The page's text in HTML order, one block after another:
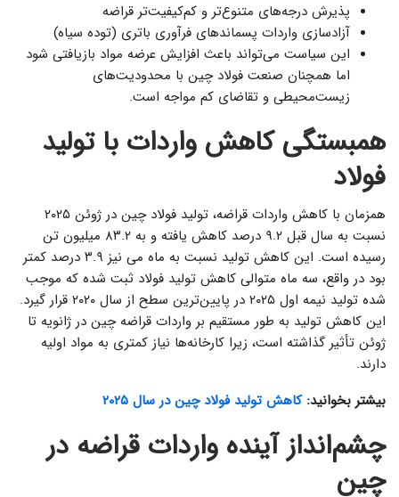
پذیرش درجه‌های متنوع‌تر و کم‌کیفیت‌تر قراضه
آزادسازی واردات پسماندهای فرآوری باتری (توده سیاه)
این سیاست می‌تواند باعث افزایش عرضه مواد بازیافتی شود
اما همچنان صنعت فولاد چین با محدودیت‌های
زیست‌محیطی و تقاضای کم مواجه است.
همبستگی کاهش واردات با تولید
فولاد
همزمان با کاهش واردات قراضه، تولید فولاد چین در ژوئن ۲۰۲۵
نسبت به سال قبل ۹.۲ درصد کاهش یافته و به ۸۳.۲ میلیون تن
رسیده است. این کاهش تولید نسبت به ماه می نیز ۳.۹ درصد کمتر
بود در واقع، سه ماه متوالی کاهش تولید فولاد ثبت شده که موجب
شده تولید نیمه اول ۲۰۲۵ در پایین‌ترین سطح از سال ۲۰۲۰ قرار گیرد.
این کاهش تولید به طور مستقیم بر واردات قراضه چین در ژانویه تا
ژوئن تأثیر گذاشته است، زیرا کارخانه‌ها نیاز کمتری به مواد اولیه
دارند.
بیشتر بخوانید:کاهش تولید فولاد چین در سال ۲۰۲۵
چشم‌انداز آینده واردات قراضه در
چین